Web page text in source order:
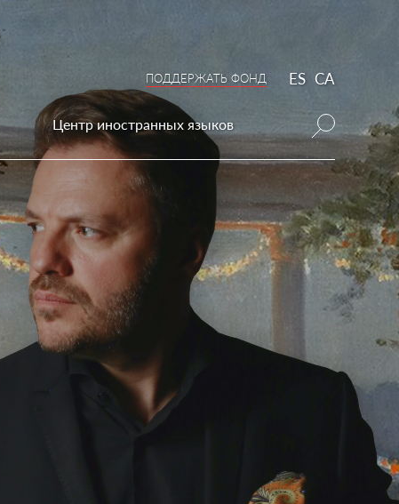
ПОДДЕРЖАТЬ ФОНД ES CA
Центр иностранных языков